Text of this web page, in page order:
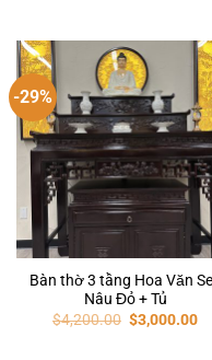
-29%
Bàn thờ 3 tầng Hoa Văn
Nâu Đỏ + Tủ
$4,200.00 $3,000.00